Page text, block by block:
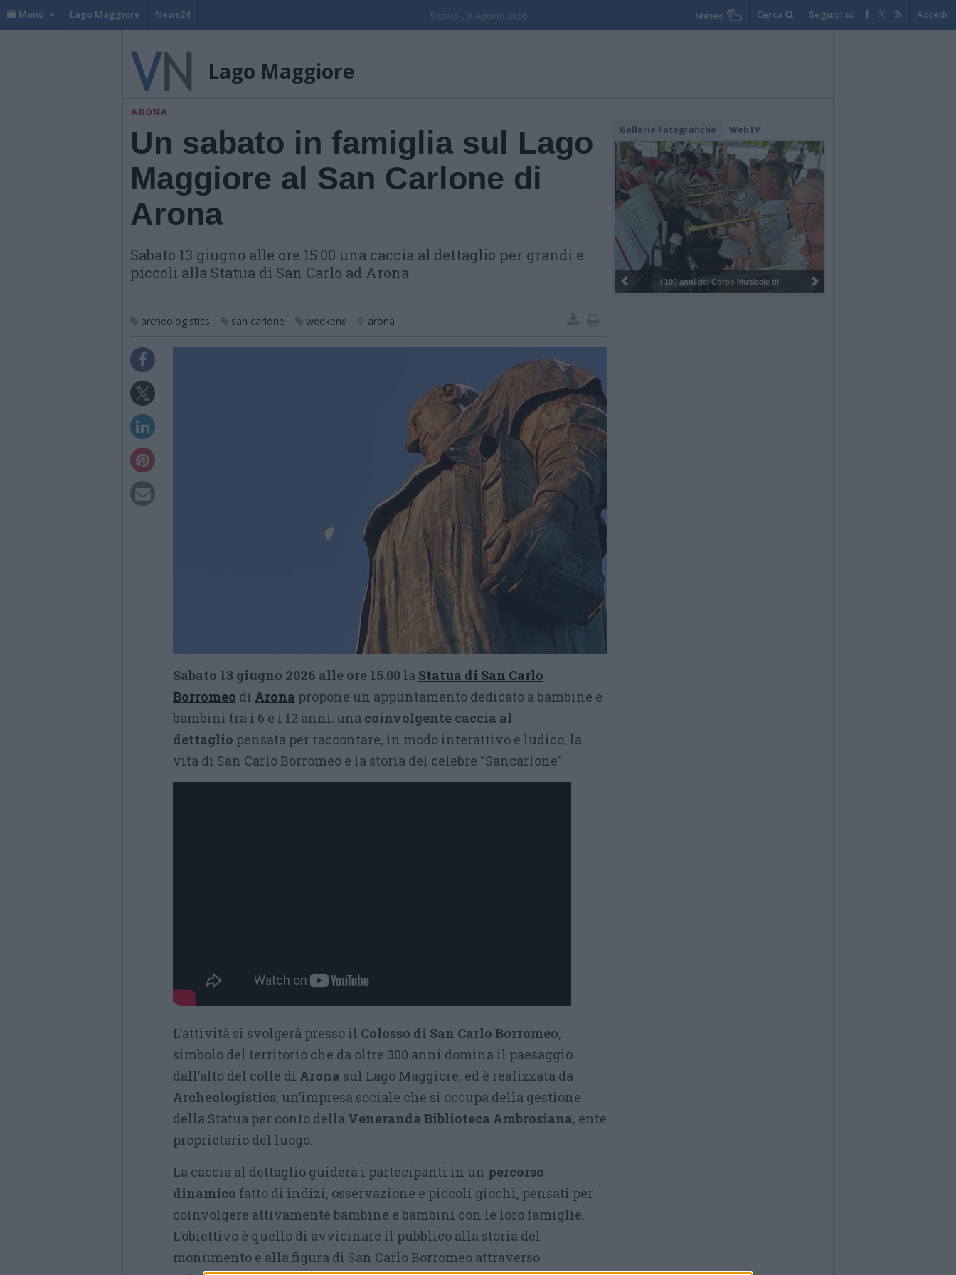
Menù Lago Maggiore News24 Sabato , 8 Agosto 2026 Meteo Cerca Seguici su Accedi
Lago Maggiore
ARONA
Un sabato in famiglia sul Lago
Maggiore al San Carlone di
Arona
Sabato 13 giugno alle ore 15:00 una caccia al dettaglio per grandi e
piccoli alla Statua di San Carlo ad Arona
archeologistics san carlone weekend arona
Sabato 13 giugno 2026 alle ore 15.00 la Statua di San Carlo
Borromeo di Arona propone un appuntamento dedicato a bambine e
bambini tra i 6 e i 12 anni: una coinvolgente caccia al
dettaglio pensata per raccontare, in modo interattivo e ludico, la
vita di San Carlo Borromeo e la storia del celebre “Sancarlone”.
L’attività si svolgerà presso il Colosso di San Carlo Borromeo,
simbolo del territorio che da oltre 300 anni domina il paesaggio
dall’alto del colle di Arona sul Lago Maggiore, ed è realizzata da
Archeologistics, un’impresa sociale che si occupa della gestione
della Statua per conto della Veneranda Biblioteca Ambrosiana, ente
proprietario del luogo.
La caccia al dettaglio guiderà i partecipanti in un percorso
dinamico fatto di indizi, osservazione e piccoli giochi, pensati per
coinvolgere attivamente bambine e bambini con le loro famiglie.
L’obiettivo è quello di avvicinare il pubblico alla storia del
monumento e alla figura di San Carlo Borromeo attraverso
Gallerie Fotografiche WebTV
I 100 anni del Corpo Musicale di